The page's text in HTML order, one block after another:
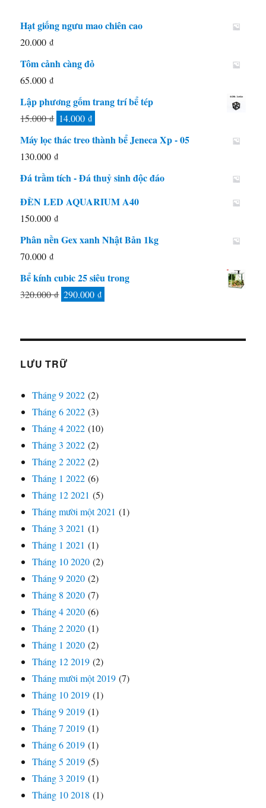
Hạt giống ngưu mao chiên cao
20.000₫
Tôm cảnh càng đỏ
65.000₫
Lập phương gốm trang trí bể tép
15.000₫ Giá
gốc
là:
14.000₫
hiện
14.000 ₫.
Máy lọc thác treo thành bể Jeneca Xp - 05
130.000₫
Đá trầm tích - Đá thuỷ sinh độc đáo
ĐÈN LED AQUARIUM A40
150.000₫
Phân nền Gex xanh Nhật Bản 1kg
70.000₫
Bể kính cubic 25 siêu trong
320.000₫ Giá
320.000 ₫.
290.000₫
là:
LƯU TRỮ
Tháng 9 2022 (2)
Tháng 6 2022 (3)
Tháng 4 2022 (10)
Tháng 3 2022 (2)
Tháng 2 2022 (2)
Tháng 1 2022 (6)
Tháng 12 2021 (5)
Tháng mười một 2021 (1)
Tháng 3 2021 (1)
Tháng 1 2021 (1)
Tháng 10 2020 (2)
Tháng 9 2020 (2)
Tháng 8 2020 (7)
Tháng 4 2020 (6)
Tháng 2 2020 (1)
Tháng 1 2020 (2)
Tháng 12 2019 (2)
Tháng mười một 2019 (7)
Tháng 10 2019 (1)
Tháng 9 2019 (1)
Tháng 7 2019 (1)
Tháng 6 2019 (1)
Tháng 5 2019 (5)
Tháng 3 2019 (1)
Tháng 10 2018 (1)